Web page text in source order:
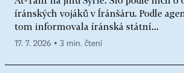
íránských vojáků v Íránšáru. Podle
tom informovala íránská státní...
17. 7. 2026 ▪ 3 min. čtení